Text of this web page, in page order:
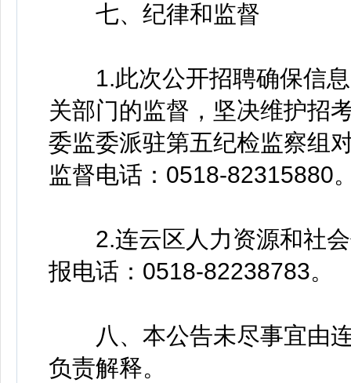
七、纪律和监督
1.此次公开招聘确保信息
关部门的监督，坚决维护招
委监委派驻第五纪检监察组
监督电话：0518-82315880
2.连云区人力资源和社会
报电话：0518-82238783。
八、本公告未尽事宜由连
负责解释。